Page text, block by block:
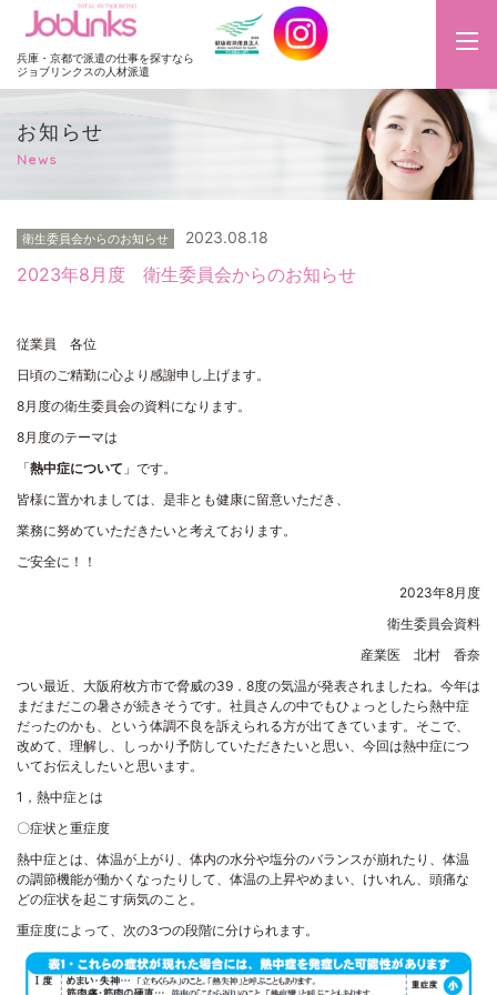
JobLinks
兵庫・京都で派遣の仕事を探すなら
ジョブリンクスの人材派遣
お知らせ
News
衛生委員会からのお知らせ 2023.08.18
2023年8月度 衛生委員会からのお知らせ
従業員 各位
日頃のご精勤に心より感謝申し上げます。
8月度の衛生委員会の資料になります。
8月度のテーマは
「熱中症について 」です。
皆様に置かれましては、是非とも健康に留意いただき、
業務に努めていただきたいと考えております。
ご安全に！！
2023年8月度
衛生委員会資料
産業医 北村 香奈
つい最近、大阪府枚方市で脅威の39 ． 8度の気温が発表されましたね。今年は
まだまだこの暑さが続きそうです。社員さんの中でもひょっとしたら熱中症
だったのかも、という体調不良を訴えられる方が出てきています。そこで、
改めて、理解し、しっかり予防していただきたいと思い、今回は熱中症につ
いてお伝えしたいと思います。
1，熱中症とは
〇症状と重症度
熱中症とは、体温が上がり、体内の水分や塩分のバランスが崩れたり、体温
の調節機能が働かくなったりして、体温の上昇やめまい、けいれん、頭痛な
どの症状を起こす病気のこと。
重症度によって、次の3つの段階に分けられます。